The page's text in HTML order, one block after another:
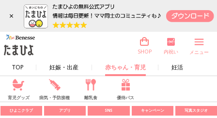
×
TOP 妊娠・出産 赤ちゃん・育児 妊活
SHOP 内祝い メニュー
育児グッズ 病気・予防接種 離乳食 優待パス
ひよこクラブ アプリ SNS キャンペーン 写真スタジオ